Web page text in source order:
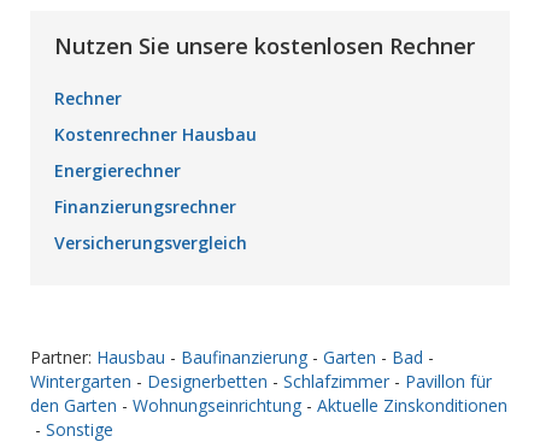
Nutzen Sie unsere kostenlosen Rechner
Rechner
Kostenrechner Hausbau
Energierechner
Finanzierungsrechner
Versicherungsvergleich
Partner: Hausbau - Baufinanzierung - Garten - Bad -
Wintergarten - Designerbetten - Schlafzimmer - Pavillon für
den Garten - Wohnungseinrichtung - Aktuelle Zinskonditionen
- Sonstige